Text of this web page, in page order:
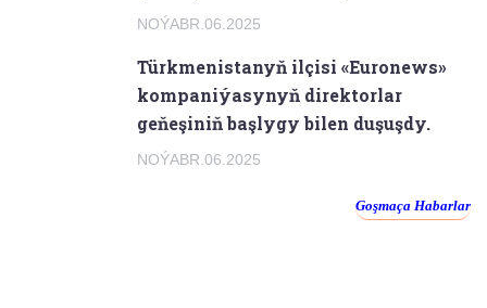
NOÝABR.06.2025
Türkmenistanyň ilçisi «Euronews»
kompaniýasynyň direktorlar
geňeşiniň başlygy bilen duşuşdy.
NOÝABR.06.2025
Goşmaça Habarlar